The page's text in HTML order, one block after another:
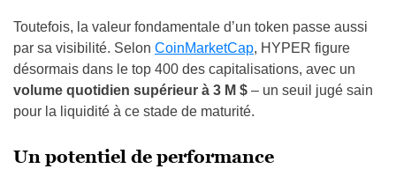
Toutefois, la valeur fondamentale d’un token passe aussi
par sa visibilité. Selon CoinMarketCap, HYPER figure
désormais dans le top 400 des capitalisations, avec un
volume quotidien supérieur à 3 M $ – un seuil jugé sain
pour la liquidité à ce stade de maturité.
Un potentiel de performance